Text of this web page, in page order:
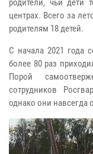
родители, чьи дети
центрах. Всего за
родителям 18 детей.
С начала 2021 года
более 80 раз
Порой
сотрудников
однако они навсегда